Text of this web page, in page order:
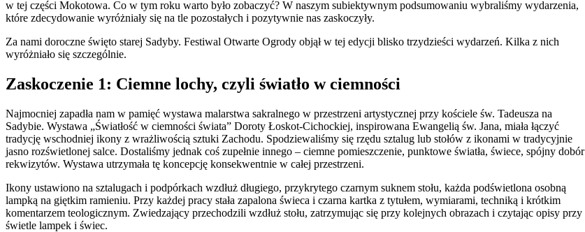
w tej części Mokotowa. Co w tym roku warto było zobaczyć? W naszym subiektywnym podsumowaniu wybraliśmy wydarzenia,
które zdecydowanie wyróżniały się na tle pozostałych i pozytywnie nas zaskoczyły.
Za nami doroczne święto starej Sadyby. Festiwal Otwarte Ogrody objął w tej edycji blisko trzydzieści wydarzeń. Kilka z nich
wyróżniało się szczególnie.
Zaskoczenie 1: Ciemne lochy, czyli światło w ciemności
Najmocniej zapadła nam w pamięć wystawa malarstwa sakralnego w przestrzeni artystycznej przy kościele św. Tadeusza na
Sadybie. Wystawa „Światłość w ciemności świata” Doroty Łoskot-Cichockiej, inspirowana Ewangelią św. Jana, miała łączyć
tradycję wschodniej ikony z wrażliwością sztuki Zachodu. Spodziewaliśmy się rzędu sztalug lub stołów z ikonami w tradycyjnie
jasno rozświetlonej salce. Dostaliśmy jednak coś zupełnie innego – ciemne pomieszczenie, punktowe światła, świece, spójny dobór
rekwizytów. Wystawa utrzymała tę koncepcję konsekwentnie w całej przestrzeni.
Ikony ustawiono na sztalugach i podpórkach wzdłuż długiego, przykrytego czarnym suknem stołu, każda podświetlona osobną
lampką na giętkim ramieniu. Przy każdej pracy stała zapalona świeca i czarna kartka z tytułem, wymiarami, techniką i krótkim
komentarzem teologicznym. Zwiedzający przechodzili wzdłuż stołu, zatrzymując się przy kolejnych obrazach i czytając opisy przy
świetle lampek i świec.